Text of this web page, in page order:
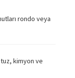
rondo veya
kimyon ve